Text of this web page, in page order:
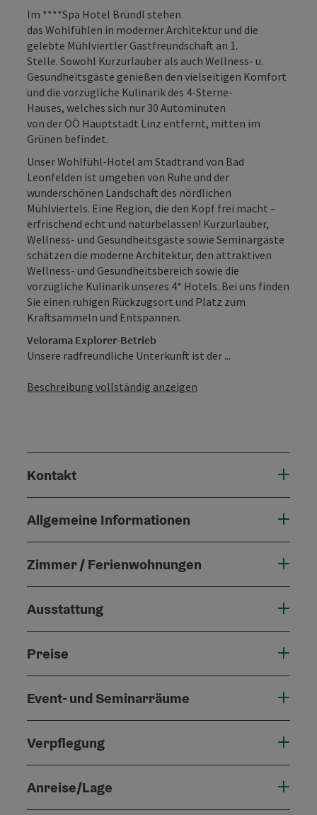
Im ****Spa Hotel Bründl stehen
das Wohlfühlen in moderner Architektur und die
gelebte Mühlviertler Gastfreundschaft an 1.
Stelle. Sowohl Kurzurlauber als auch Wellness- u.
Gesundheitsgäste genießen den vielseitigen Komfort
und die vorzügliche Kulinarik des 4-Sterne-
Hauses, welches sich nur 30 Autominuten
von der OÖ Hauptstadt Linz entfernt, mitten im
Grünen befindet.
Unser Wohlfühl-Hotel am Stadtrand von Bad
Leonfelden ist umgeben von Ruhe und der
wunderschönen Landschaft des nördlichen
Mühlviertels. Eine Region, die den Kopf frei macht –
erfrischend echt und naturbelassen! Kurzurlauber,
Wellness- und Gesundheitsgäste sowie Seminargäste
schätzen die moderne Architektur, den attraktiven
Wellness- und Gesundheitsbereich sowie die
vorzügliche Kulinarik unseres 4* Hotels. Bei uns finden
Sie einen ruhigen Rückzugsort und Platz zum
Kraftsammeln und Entspannen.
Velorama Explorer-Betrieb
Unsere radfreundliche Unterkunft ist der ...
Beschreibung vollständig anzeigen
Kontakt
Allgemeine Informationen
Zimmer / Ferienwohnungen
Ausstattung
Preise
Event- und Seminarräume
Verpflegung
Anreise/Lage